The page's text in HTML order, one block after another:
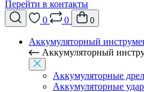
Перейти в контакты
0
0 0
Аккумуляторный
Аккумуляторный
Аккумуляторные
Аккумуляторные